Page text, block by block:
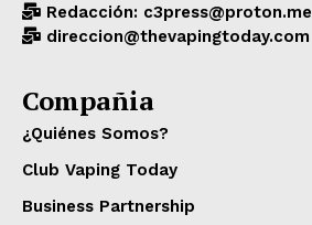
Redacción: c3press@proton.me
direccion@thevapingtoday.com
Compañia
¿Quiénes Somos?
Club Vaping Today
Business Partnership